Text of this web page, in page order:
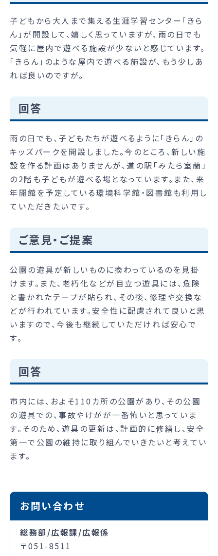
子どもから大人まで集える生涯学習センター「きら
ん」が開設して、嬉しく思っていますが、雨の日でも
気軽に屋内で遊べる施設が少ないと感じています。
「きらん」のような屋内で遊べる施設が、もう少しあ
れば良いのですが。
回答
雨の日でも、子どもたちが遊べるように「きらん」の
キッズパークを開設しました。今のところ、新しい施
設を作る計画はありませんが、道の駅「みたら室蘭」
の2階も子どもが遊べる場となっています。また、来
年開館を予定している環境科学館・図書館も利用し
ていただきたいです。
ご意見・ご提案
公園の遊具が新しいものに換わっているのを見掛
けます。また、老朽化などが目立つ遊具には、危険
と書かれたテープが貼られ、その後、修理や交換な
どが行われています。安全性に配慮されて良いと思
いますので、今後も継続していただければ安心で
す。
回答
市内には、およそ110カ所の公園があり、その公園
の遊具での、事故やけがが一番怖いと思っていま
す。そのため、遊具の更新は、計画的に修繕し、安全
第一で公園の維持に取り組んでいきたいと考えてい
ます。
お問い合わせ
総務部/広報課/広報係
〒051-8511